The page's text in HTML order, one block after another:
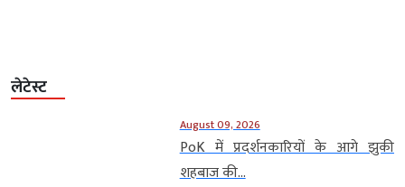
लेटेस्ट
August 09, 2026
PoK में प्रदर्शनकारियों के आगे झुकी
शहबाज की...